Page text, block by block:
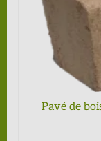
Pavé de